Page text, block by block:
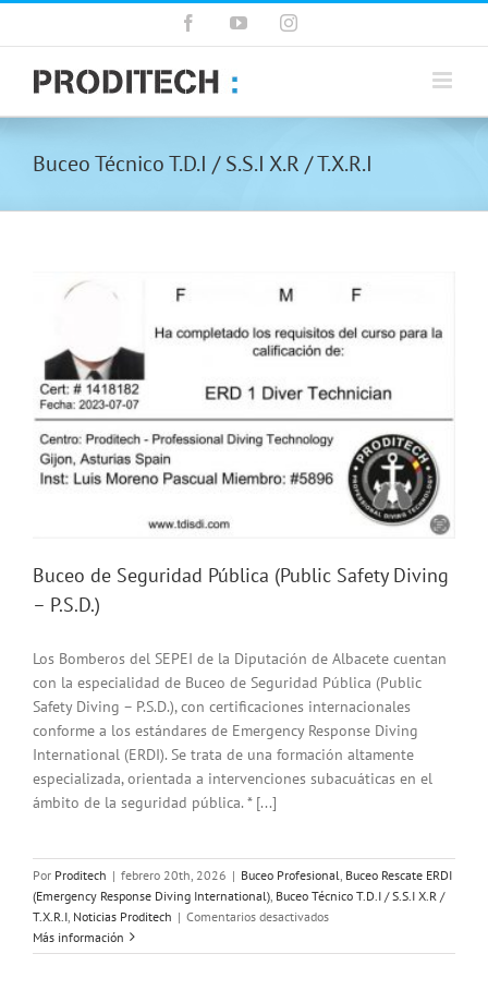
FacebookYouTubeInstagram
Buceo Técnico T.D.I / S.S.I X.R / T.X.R.I
Buceo de Seguridad Pública (Public Safety Diving
– P.S.D.)
Los Bomberos del SEPEI de la Diputación de Albacete cuentan
con la especialidad de Buceo de Seguridad Pública (Public
Safety Diving – P.S.D.), con certificaciones internacionales
conforme a los estándares de Emergency Response Diving
International (ERDI). Se trata de una formación altamente
especializada, orientada a intervenciones subacuáticas en el
ámbito de la seguridad pública. * [...]
Por Proditech | febrero 20th, 2026 | Buceo Profesional Buceo Rescate ERDI
(Emergency Response Diving International) Buceo Técnico T.D.I / S.S.I X.R /
T.X.R.I Noticias Proditech | Comentarios desactivadosen
de
Más información